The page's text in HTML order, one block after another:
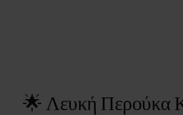
🌟 Λευκή Περούκα